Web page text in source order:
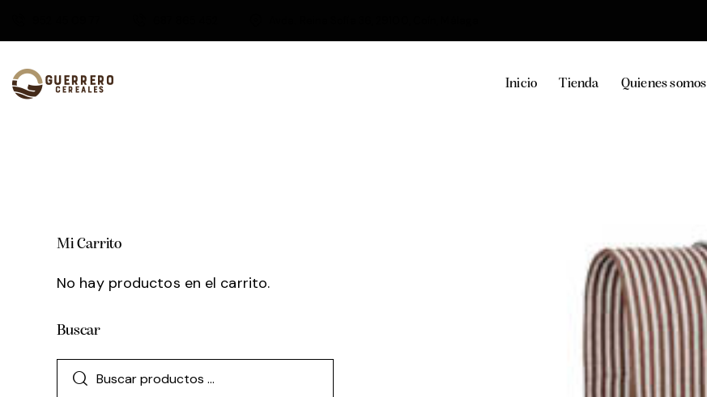
Inicio Tienda Quienes somos
Mi Carrito
No hay productos en el carrito.
Buscar